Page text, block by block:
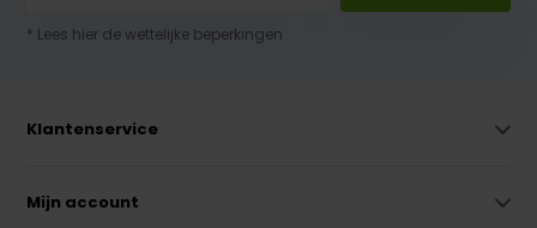
* Lees hier de wettelijke beperkingen
Klantenservice
Mijn account